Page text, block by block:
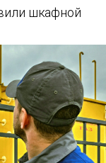
шкафной